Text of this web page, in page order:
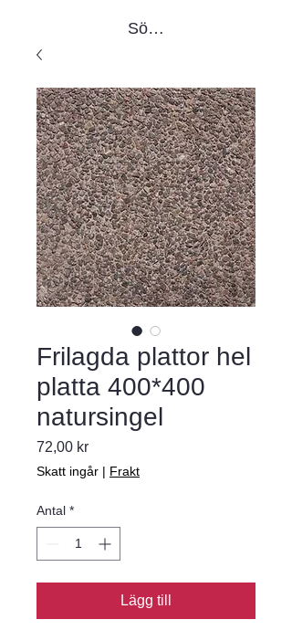
Sök produkter
Frilagda plattor hel
platta 400*400
natursingel
72,00 krPris
Skatt ingår | Frakt
Antal *
Lägg till